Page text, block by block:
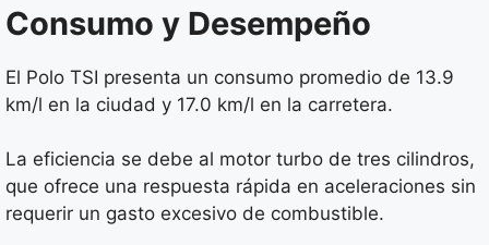
Consumo y Desempeño
El Polo TSI presenta un consumo promedio de 13.9
km/l en la ciudad y 17.0 km/l en la carretera.
La eficiencia se debe al motor turbo de tres cilindros,
que ofrece una respuesta rápida en aceleraciones sin
requerir un gasto excesivo de combustible.